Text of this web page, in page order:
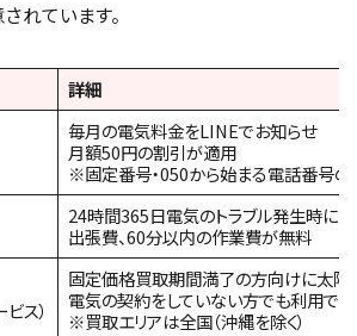
れています。
詳細
毎月の電気料金をLINEでお知らせ
月額50円の割引が適用
※固定番号・050から始まる電話番号
24時間365日電気のトラブル発生時に
出張費、60分以内の作業費が無料
ス）
固定価格買取期間満了の方向けに太
電気の契約をしていない方でも利用で
※買取エリアは全国（沖縄を除く）